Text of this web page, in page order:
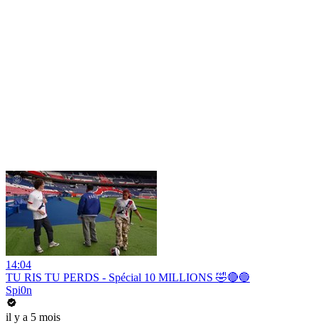
14:04
TU RIS TU PERDS - Spécial 10 MILLIONS 🤣🔴🔵
Spi0n
il y a 5 mois